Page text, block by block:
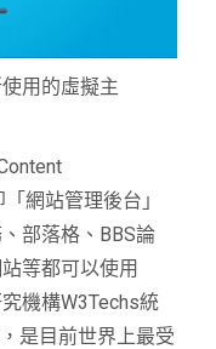
用的虛擬主
網站管理後台」
部落格、BBS論
等都可以使用
機構W3Techs統
是目前世界上最受